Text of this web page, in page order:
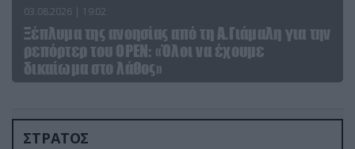
03.08.2026 | 19:02
Ξέπλυμα της ανοησίας από τη Α.Γιάμαλη για την
ρεπόρτερ του ΟΡΕΝ: «Όλοι να έχουμε
δικαίωμα στο λάθος»
ΣΤΡΑΤΟΣ